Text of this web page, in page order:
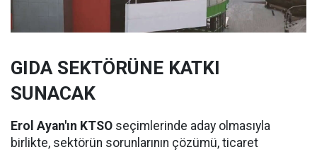
GIDA SEKTÖRÜNE KATKI
SUNACAK
Erol Ayan'ın KTSO seçimlerinde aday olmasıyla
birlikte, sektörün sorunlarının çözümü, ticaret